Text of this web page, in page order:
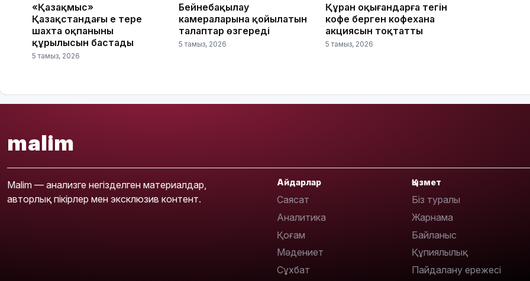
«Қазақмыс»
Қазақстандағы ең терең
шахта оқпанының
құрылысын бастады
5 тамыз, 2026
Бейнебақылау
камераларына қойылатын
талаптар өзгереді
5 тамыз, 2026
Құран оқығандарға тегін
кофе берген кофехана
акциясын тоқтатты
5 тамыз, 2026
malim
Malim — анализге негізделген материалдар,
авторлық пікірлер мен эксклюзив контент.
Айдарлар
Саясат
Аналитика
Қоғам
Мәдениет
Сұхбат
Қызмет
Біз туралы
Жарнама
Байланыс
Құпиялылық
Пайдалану ережесі